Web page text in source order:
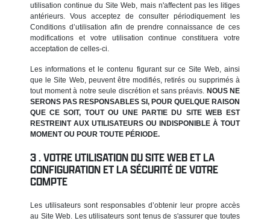
utilisation continue du Site Web, mais n'affectent pas les litiges
antérieurs. Vous acceptez de consulter périodiquement les
Conditions d’utilisation afin de prendre connaissance de ces
modifications et votre utilisation continue constituera votre
acceptation de celles-ci.
Les informations et le contenu figurant sur ce Site Web, ainsi
que le Site Web, peuvent être modifiés, retirés ou supprimés à
tout moment à notre seule discrétion et sans préavis. NOUS NE
SERONS PAS RESPONSABLES SI, POUR QUELQUE RAISON
QUE CE SOIT, TOUT OU UNE PARTIE DU SITE WEB EST
RESTREINT AUX UTILISATEURS OU INDISPONIBLE À TOUT
MOMENT OU POUR TOUTE PÉRIODE.
VOTRE UTILISATION DU SITE WEB ET LA
CONFIGURATION ET LA SÉCURITÉ DE VOTRE
COMPTE
Les utilisateurs sont responsables d’obtenir leur propre accès
au Site Web. Les utilisateurs sont tenus de s'assurer que toutes